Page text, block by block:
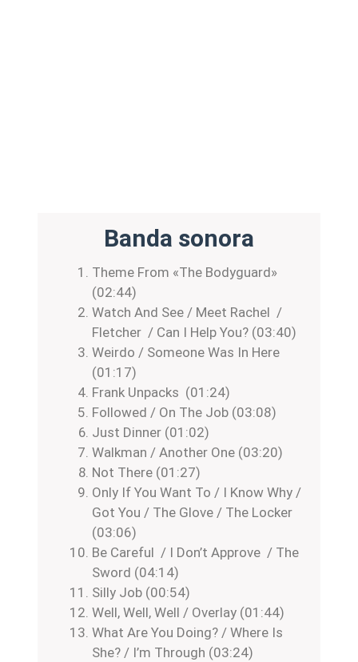
Banda sonora
Theme From «The Bodyguard»
(02:44)
Watch And See / Meet Rachel /
Fletcher / Can I Help You? (03:40)
Weirdo / Someone Was In Here
(01:17)
Frank Unpacks (01:24)
Followed / On The Job (03:08)
Just Dinner (01:02)
Walkman / Another One (03:20)
Not There (01:27)
Only If You Want To / I Know Why /
Got You / The Glove / The Locker
(03:06)
Be Careful / I Don’t Approve / The
Sword (04:14)
Silly Job (00:54)
Well, Well, Well / Overlay (01:44)
What Are You Doing? / Where Is
She? / I’m Through (03:24)